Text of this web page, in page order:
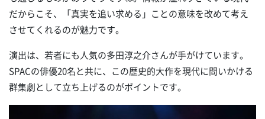
だからこそ、「真実を追い求める」ことの意味を改めて考え
させてくれるのが魅力です。
演出は、若者にも人気の多田淳之介さんが手がけています。
SPACの俳優20名と共に、この歴史的大作を現代に問いかける
群集劇として立ち上げるのがポイントです。